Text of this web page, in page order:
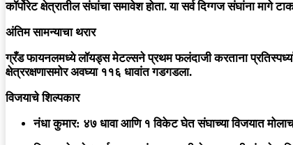
कॉर्पोरेट क्षेत्रातील संघांचा समावेश होता. या सर्व दिग्गज संघांना
अंतिम सामन्याचा थरार
​ग्रँड फायनलमध्ये लॉयड्स मेटल्सने प्रथम फलंदाजी करताना
क्षेत्ररक्षणासमोर अवघ्या ११६ धावांतगडगडला.
विजयाचे शिल्पकार
नंधा कुमार: ४७ धावा आणि १ विकेट घेत संघाच्या विजयात